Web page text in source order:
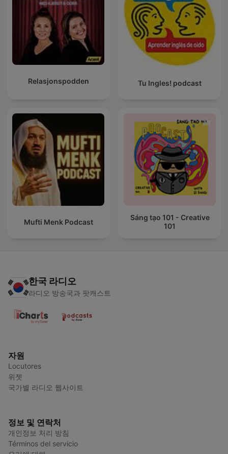
Relasjonspodden Tu Ingles! podcast
Mufti Menk Podcast
Sáng tạo 101 - Creative
101
한국 라디오
라디오 방송국과 팟캐스트
자원
Locutores
위젯
국가별 라디오 웹사이트
정보 및 연락처
개인정보 처리 방침
Términos del servicio